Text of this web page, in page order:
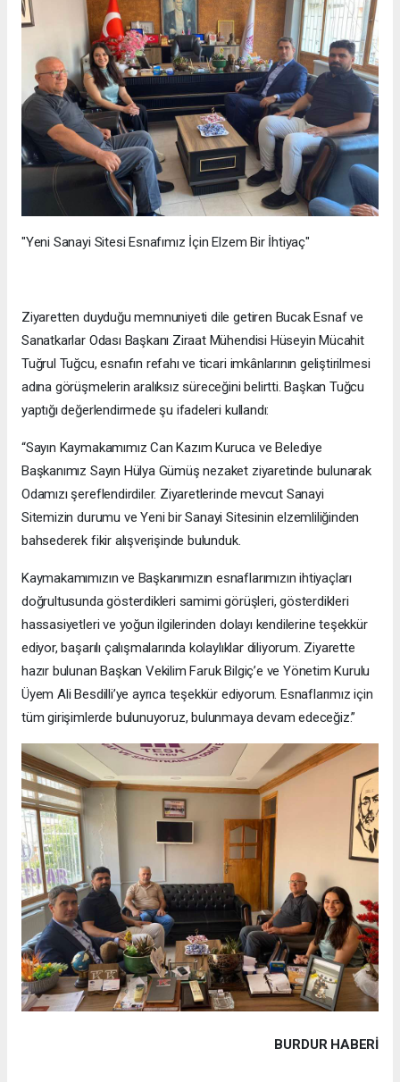
"Yeni Sanayi Sitesi Esnafımız İçin Elzem Bir İhtiyaç"
Ziyaretten duyduğu memnuniyeti dile getiren Bucak Esnaf ve
Sanatkarlar Odası Başkanı Ziraat Mühendisi Hüseyin Mücahit
Tuğrul Tuğcu, esnafın refahı ve ticari imkânlarının geliştirilmesi
adına görüşmelerin aralıksız süreceğini belirtti. Başkan Tuğcu
yaptığı değerlendirmede şu ifadeleri kullandı:
“Sayın Kaymakamımız Can Kazım Kuruca ve Belediye
Başkanımız Sayın Hülya Gümüş nezaket ziyaretinde bulunarak
Odamızı şereflendirdiler. Ziyaretlerinde mevcut Sanayi
Sitemizin durumu ve Yeni bir Sanayi Sitesinin elzemliliğinden
bahsederek fikir alışverişinde bulunduk.
Kaymakamımızın ve Başkanımızın esnaflarımızın ihtiyaçları
doğrultusunda gösterdikleri samimi görüşleri, gösterdikleri
hassasiyetleri ve yoğun ilgilerinden dolayı kendilerine teşekkür
ediyor, başarılı çalışmalarında kolaylıklar diliyorum. Ziyarette
hazır bulunan Başkan Vekilim Faruk Bilgiç’e ve Yönetim Kurulu
Üyem Ali Besdilli’ye ayrıca teşekkür ediyorum. Esnaflarımız için
tüm girişimlerde bulunuyoruz, bulunmaya devam edeceğiz.”
BURDUR HABERİ